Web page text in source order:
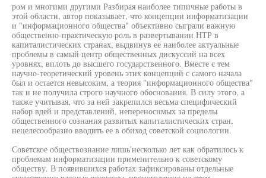
ром и многими другими Разбирая наиболее типичные работы в
этой области, автор показывает, что концепции информатизации
и "информационного общества" объективно сыграли важную
общественно-практическую роль в развертывании НТР в
капиталистических странах, выдвинув ее наиболее актуальные
проблемы в самый центр общественных дискуссий на всех
уровнях, вплоть до высшего государственного. Вместе с тем
научно-теоретический уровень этих концепций с самого начала
был и остается невысоким, а теория "информационного общества"
так и не получила строго научного обоснования. В силу этого, а
также учитывая, что за ней закрепился весьма специфический
набор вдей и представлений, непереносимых за пределы
общественного сознания развитых капиталистических стран,
нецелесообразно вводить ее в обиход советской социологии.
Советское обществознание лишь'несколько лет как обратилось к
проблемам информатизации применительно к советскому
обществу. В появившихся работах зафиксированы отдельные